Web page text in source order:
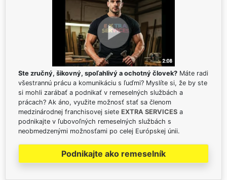
Ste zručný, šikovný, spoľahlivý a ochotný človek? Máte radi
všestrannú prácu a komunikáciu s ľuďmi? Myslíte si, že by ste
si mohli zarábať a podnikať v remeselných službách a
prácach? Ak áno, využite možnosť stať sa členom
medzinárodnej franchisovej siete EXTRA SERVICES a
podnikajte v ľubovoľných remeselných službách s
neobmedzenými možnosťami po celej Európskej únii.
Podnikajte ako remeselník